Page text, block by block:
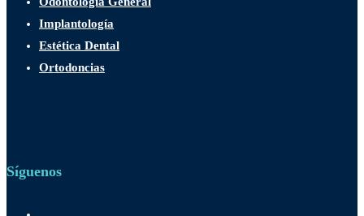
Implantología
Estética Dental
Ortodoncias
Síguenos